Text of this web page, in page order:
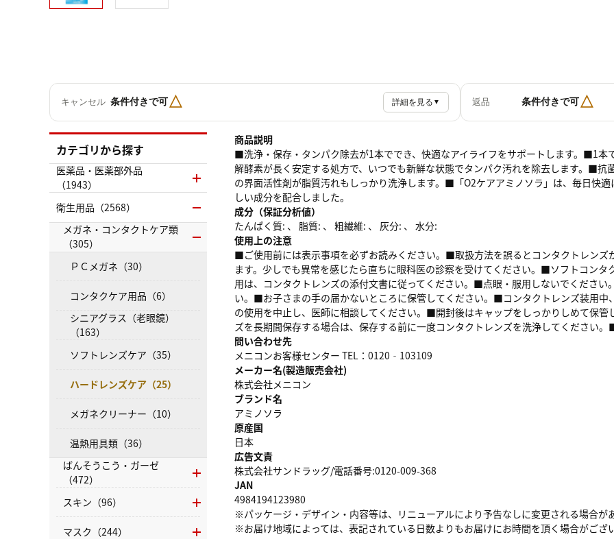
キャンセル 条件付きで可△ 詳細を見る ▼ 返品 条件付きで可△
商品説明
■洗浄・保存・タンパク除去が1本ででき、快適なアイライフをサポートします。■1
解酵素が長く安定する処方で、いつでも新鮮な状態でタンパク汚れを除去します。■
の界面活性剤が脂質汚れもしっかり洗浄します。■「O2ケアアミノソラ」は、毎日快
しい成分を配合しました。
成分（保証分析値）
たんぱく質: 、 脂質: 、 粗繊維: 、 灰分: 、 水分:
使用上の注意
■ご使用前には表示事項を必ずお読みください。■取扱方法を誤るとコンタクトレンズ
ます。少しでも異常を感じたら直ちに眼科医の診察を受けてください。■ソフトコン
用は、コンタクトレンズの添付文書に従ってください。■点眼・服用しないでくださ
い。■お子さまの手の届かないところに保管してください。■コンタクトレンズ装用中
の使用を中止し、医師に相談してください。■開封後はキャップをしっかりしめて保
ズを長期間保存する場合は、保存する前に一度コンタクトレンズを洗浄してください
問い合わせ先
メニコンお客様センター TEL：0120‐103109
メーカー名(製造販売会社)
株式会社メニコン
ブランド名
アミノソラ
原産国
日本
広告文責
株式会社サンドラッグ/電話番号:0120-009-368
JAN
4984194123980
※パッケージ・デザイン・内容等は、リニューアルにより予告なしに変更される場合が
※お届け地域によっては、表記されている日数よりもお届けにお時間を頂く場合がござい
カテゴリから探す
医薬品・医薬部外品
（1943）
衛生用品（2568）
メガネ・コンタクトケア類
（305）
ＰＣメガネ（30）
コンタクケア用品（6）
シニアグラス（老眼鏡）
（163）
ソフトレンズケア（35）
ハードレンズケア（25）
メガネクリーナー（10）
温熱用具類（36）
ばんそうこう・ガーゼ
（472）
スキン（96）
マスク（244）